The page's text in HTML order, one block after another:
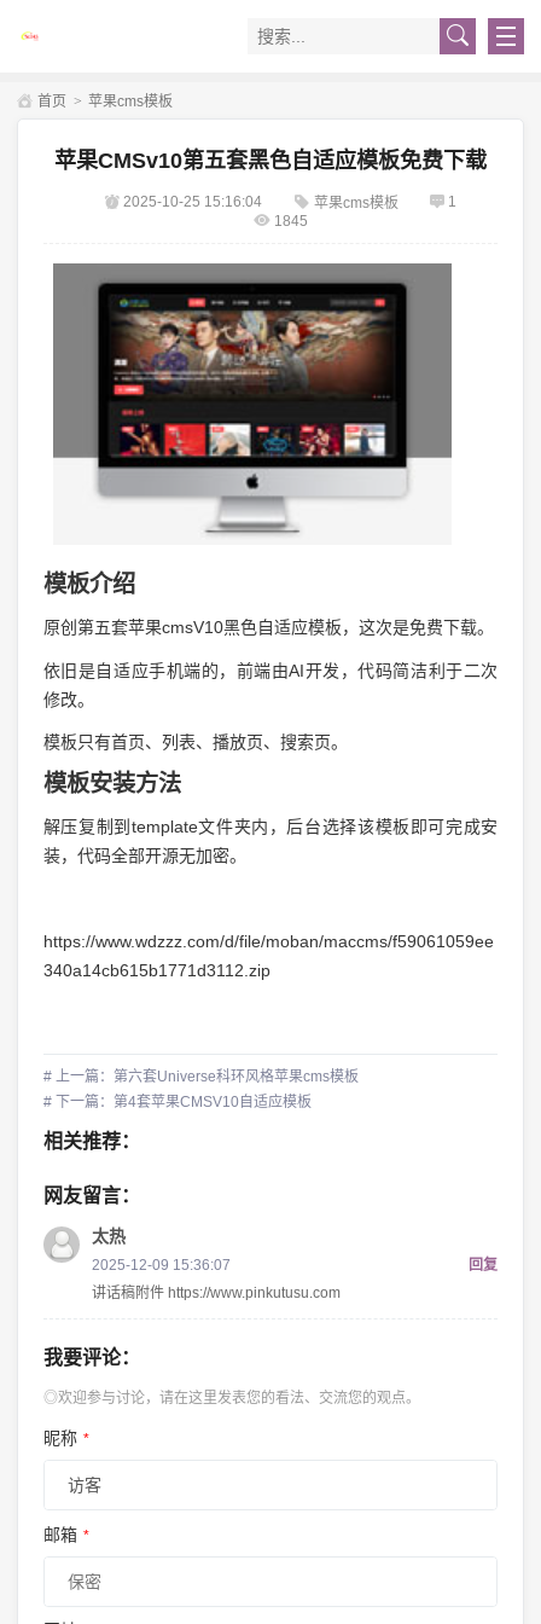
首页 > 苹果cms模板
苹果CMSv10第五套黑色自适应模板免费下载
2025-10-25 15:16:04 苹果cms模板
1
1845
模板介绍
原创第五套苹果cmsV10黑色自适应模板，这次是免费下载。
依旧是自适应手机端的，前端由AI开发，代码简洁利于二次
修改。
模板只有首页、列表、播放页、搜索页。
模板安装方法
解压复制到template文件夹内，后台选择该模板即可完成安
装，代码全部开源无加密。
https://www.wdzzz.com/d/file/moban/maccms/f59061059ee
340a14cb615b1771d3112.zip
# 上一篇：第六套Universe科环风格苹果cms模板
# 下一篇：第4套苹果CMSV10自适应模板
相关推荐：
网友留言：
太热
2025-12-09 15:36:07
回复
讲话稿附件 https://www.pinkutusu.com
我要评论：
◎欢迎参与讨论，请在这里发表您的看法、交流您的观点。
昵称 *
邮箱 *